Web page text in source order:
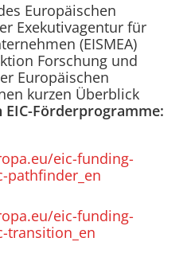
Europäischen
Exekutivagentur für
(EISMEA)
Forschung und
Europäischen
kurzen Überblick
Förderprogramme:
eic-funding-
pathfinder_en
eic-funding-
transition_en